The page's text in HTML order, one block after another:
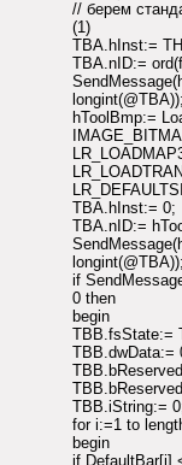
// берем
(1)
TBA.hInst:=
TBA.nID:=
longint(@TBA));
hToolBmp:=
TBA.hInst:= 0;
TBA.nID:=
longint(@TBA));
if
0 then
begin
TBB.fsState:=
TBB.dwData:=
TBB.iString:=
for i:=1 to
begin
if DefaultBar[i]